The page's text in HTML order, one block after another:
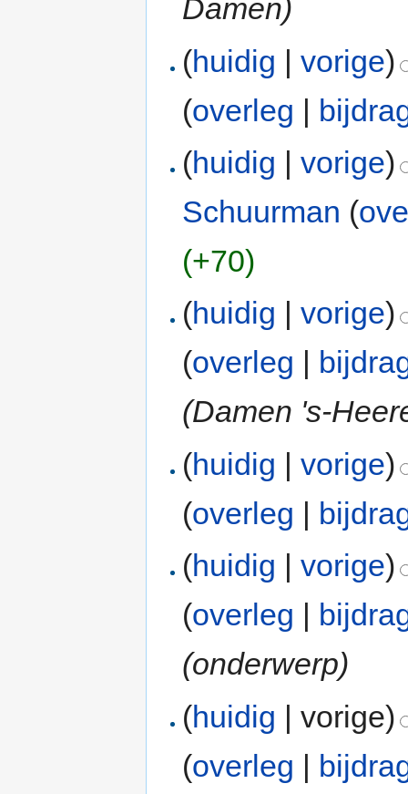
Damen)
(huidig |vorige)
(overleg |
(huidig |vorige)
Schuurman (
(+70)
(huidig |vorige)
(overleg
(Damen 's-
(huidig |vorige)
(overleg |
(huidig |vorige)
(overleg |
(onderwerp)
(huidig | vorige)
(overleg |